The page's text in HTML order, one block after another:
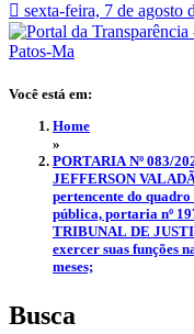
sexta-feira, 7 de agosto
Você está em:
Home
»
PORTARIA Nº 083/
JEFFERSON
pertencente do
pública, portaria nº
TRIBUNAL DE
exercer suas funções
meses;
Busca